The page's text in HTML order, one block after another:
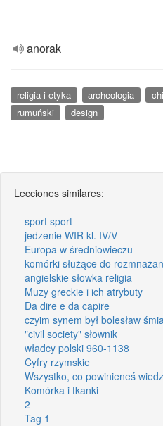
anorak
religia i etyka archeologia
rumuński
design
Lecciones similares:
sport sport
jedzenie WIR kl. IV/V
Europa w średniowieczu
komórki służące do
angielskie słowka religia
Muzy greckie i ich atrybuty
Da dire e da capire
czyim synem był bolesław
"civil society" słownik
władcy polski 960-1138
Cyfry rzymskie
Wszystko, co powinieneś
Komórka i tkanki
2
Tag 1